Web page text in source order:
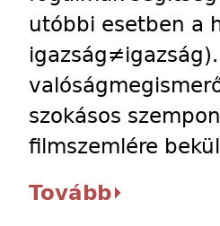
utóbbi esetben a
szokásos
filmszemlére
Tovább